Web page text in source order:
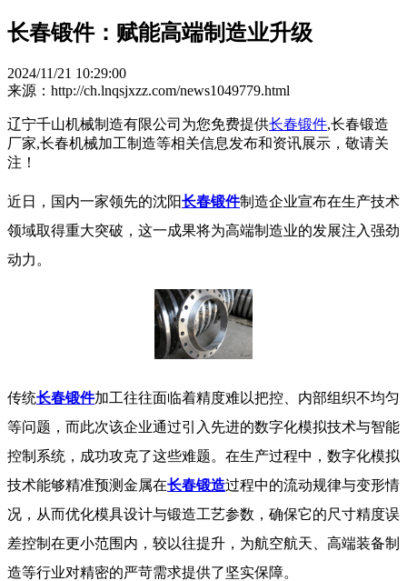
长春锻件：赋能高端制造业升级
2024/11/21 10:29:00
来源：http://ch.lnqsjxzz.com/news1049779.html
辽宁千山机械制造有限公司为您免费提供长春锻件,长春锻造
厂家,长春机械加工制造等相关信息发布和资讯展示，敬请关
注！
近日，国内一家领先的沈阳长春锻件制造企业宣布在生产技术
领域取得重大突破，这一成果将为高端制造业的发展注入强劲
动力。
传统长春锻件加工往往面临着精度难以把控、内部组织不均匀
等问题，而此次该企业通过引入先进的数字化模拟技术与智能
控制系统，成功攻克了这些难题。在生产过程中，数字化模拟
技术能够精准预测金属在长春锻造过程中的流动规律与变形情
况，从而优化模具设计与锻造工艺参数，确保它的尺寸精度误
差控制在更小范围内，较以往提升，为航空航天、高端装备制
造等行业对精密的严苛需求提供了坚实保障。